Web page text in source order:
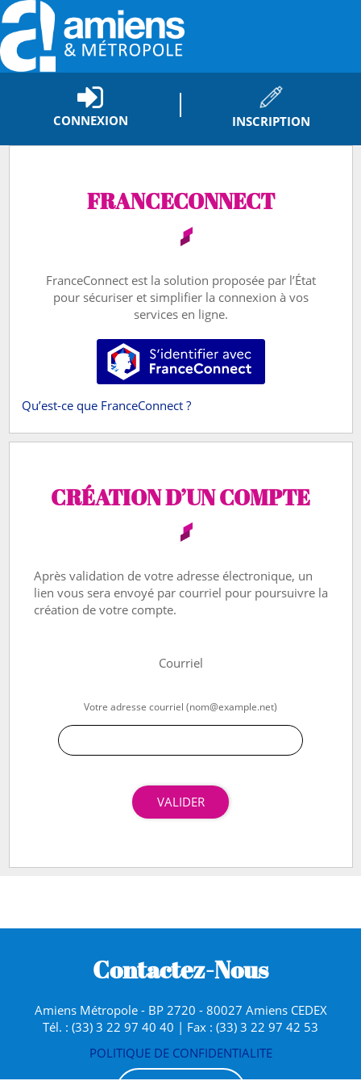
CONNEXION INSCRIPTION
FRANCECONNECT
FranceConnect est la solution proposée par l’État
pour sécuriser et simplifier la connexion à vos
services en ligne.
S’identifier avec FranceConnect
Qu’est-ce que FranceConnect ?
CRÉATION D’UN COMPTE
Après validation de votre adresse électronique, un
lien vous sera envoyé par courriel pour poursuivre la
création de votre compte.
Courriel
Votre adresse courriel (nom@example.net)
VALIDER
Contactez-Nous
Amiens Métropole - BP 2720 - 80027 Amiens CEDEX
Tél. : (33) 3 22 97 40 40 | Fax : (33) 3 22 97 42 53
POLITIQUE DE CONFIDENTIALITE